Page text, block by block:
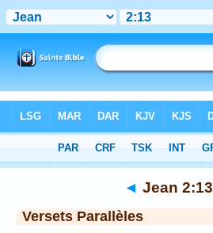
Chapitre 2> Verset 13
◄ Jean 2:13
Versets Parallèles